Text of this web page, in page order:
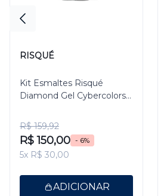
RISQUÉ
Kit Esmaltes Risqué
Diamond Gel Cybercolors -
R$ 159,92
R$ 150,00 - 6%
5x R$ 30,00
ADICIONAR